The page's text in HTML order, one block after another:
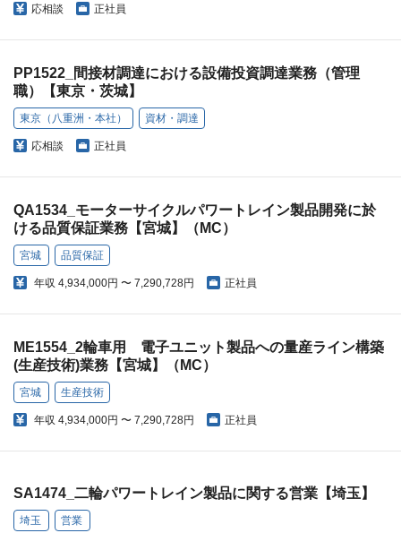
応相談 正社員
PP1522_間接材調達における設備投資調達業務（管理
職）【東京・茨城】
東京（八重洲・本社） 資材・調達
応相談 正社員
QA1534_モーターサイクルパワートレイン製品開発に於
ける品質保証業務【宮城】（MC）
宮城 品質保証
年収 4,934,000円 〜 7,290,728円 正社員
ME1554_2輪車用 電子ユニット製品への量産ライン構築
(生産技術)業務【宮城】（MC）
宮城 生産技術
年収 4,934,000円 〜 7,290,728円 正社員
SA1474_二輪パワートレイン製品に関する営業【埼玉】
埼玉 営業